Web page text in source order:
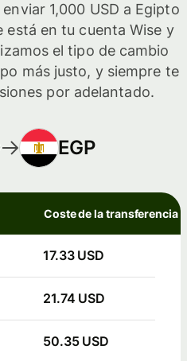
1,000 USD a Egipto
está en tu cuenta Wise y
el tipo de cambio
más justo, y siempre te
por adelantado.
EGP
Coste de la transferencia
17.33 USD
21.74 USD
50.35 USD